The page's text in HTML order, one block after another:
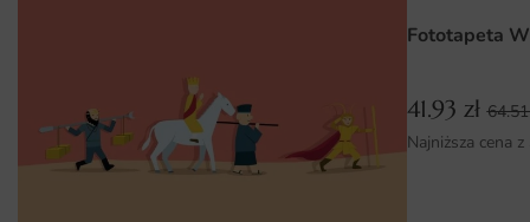
Aplikacja jest intuicyjna — klej trafia na ścianę, a pasy
fototapety nakłada się na świeży podkład. Brak zakładek i
nadmiaru kleju sprawia, że montaż jest czysty, a efekt
końcowy spójny.
Fototapeta
41.93 zł
Najniższa cena